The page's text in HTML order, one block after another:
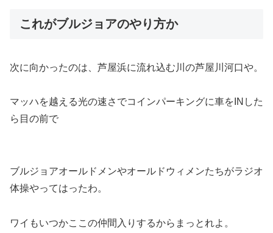
これがブルジョアのやり方か
次に向かったのは、芦屋浜に流れ込む川の芦屋川河口や。
マッハを越える光の速さでコインパーキングに車をINした
ら目の前で
ブルジョアオールドメンやオールドウィメンたちがラジオ
体操やってはったわ。
ワイもいつかここの仲間入りするからまっとれよ。